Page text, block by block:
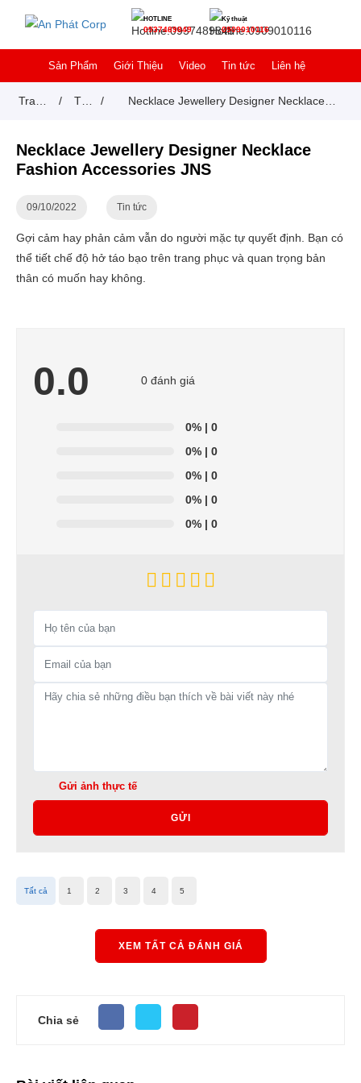
HOTLINE
0937489849
Kỹ thuật
0909010116
Sản Phẩm Giới Thiệu Video Tin tức Liên hệ
Trang / Tin / Necklace Jewellery Designer Necklace
Necklace Jewellery Designer Necklace
Fashion Accessories JNS
09/10/2022 Tin tức
Gợi cảm hay phản cảm vẫn do người mặc tự quyết định. Bạn có
thể tiết chế độ hở táo bạo trên trang phục và quan trọng bản
thân có muốn hay không.
0.0 0 đánh giá
0% | 0
0% | 0
0% | 0
0% | 0
0% | 0
Gửi ảnh thực tế
GỬI
Tất cả 1 2 3 4 5
XEM TẤT CẢ ĐÁNH GIÁ
Chia sẻ